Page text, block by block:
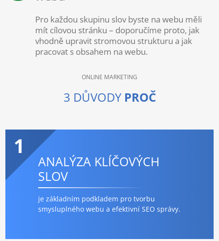
Pro každou skupinu slov byste na webu měli
mít cílovou stránku – doporučíme proto, jak
vhodně upravit stromovou strukturu a jak
pracovat s obsahem na webu.
ONLINE MARKETING
3 DŮVODY PROČ
1
ANALÝZA KLÍČOVÝCH
SLOV
je základním podkladem pro tvorbu
smysluplného webu a efektivní SEO správy.